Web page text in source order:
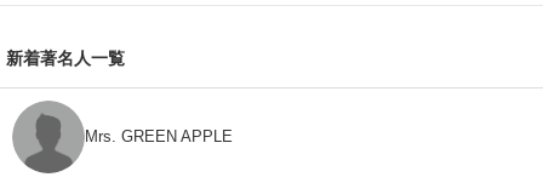
新着著名人一覧
Mrs. GREEN APPLE